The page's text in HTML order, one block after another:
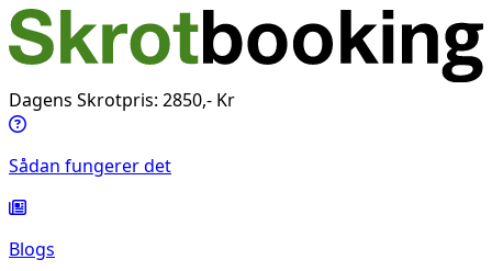
Dagens Skrotpris: 2850,- Kr
Sådan fungerer det
Blogs